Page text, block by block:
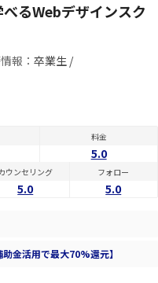
るWebデザインスク
報： 卒業生 /
料金
5.0
ウンセリング
5.0
フォロー
5.0
金活用で最大70%還元】